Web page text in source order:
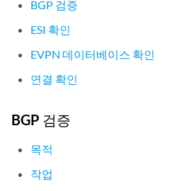
BGP 검증
ESI 확인
EVPN 데이터베이스 확인
연결 확인
BGP 검증
목적
작업